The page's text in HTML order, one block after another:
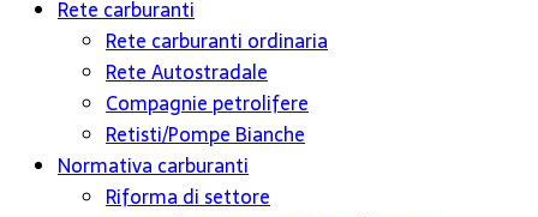
Rete carburanti
Rete carburanti ordinaria
Rete Autostradale
Compagnie petrolifere
Retisti/Pompe Bianche
Normativa carburanti
Riforma di settore